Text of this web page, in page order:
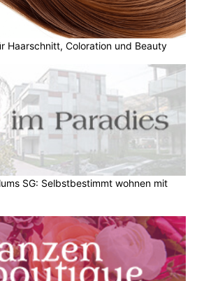
Haarschnitt, Coloration und Beauty
SG: Selbstbestimmt wohnen mit